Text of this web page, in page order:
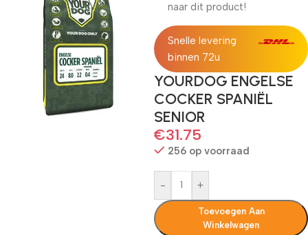
naar dit product!
Snelle levering
binnen 72u
YOURDOG ENGELSE
COCKER SPANIËL
SENIOR
€31.75
256 op voorraad
- +
Toevoegen Aan
Winkelwagen